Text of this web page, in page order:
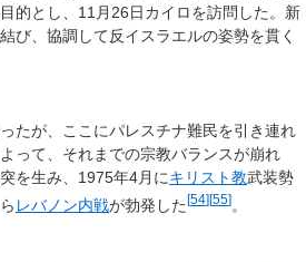
的とし、11月26日カイロを訪問した。新
び、協調して反イスラエルの姿勢を貫く
たが、ここにパレスチナ難民を引き連れ
って、それまでの宗教バランスが崩れ
を生み、1975年4月にキリスト教武装勢
レバノン内戦が勃発した [54][55] 。